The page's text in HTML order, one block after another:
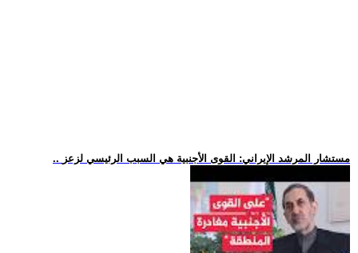
.. مستشار المرشد الإيراني: القوى الأجنبية هي السبب الرئيسي لزعز